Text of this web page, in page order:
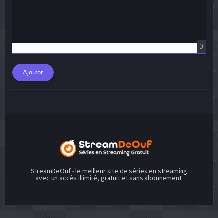
0
Ajouter
StreamDeOuf - le meilleur site de séries en streaming
avec un accès illimité, gratuit et sans abonnement.